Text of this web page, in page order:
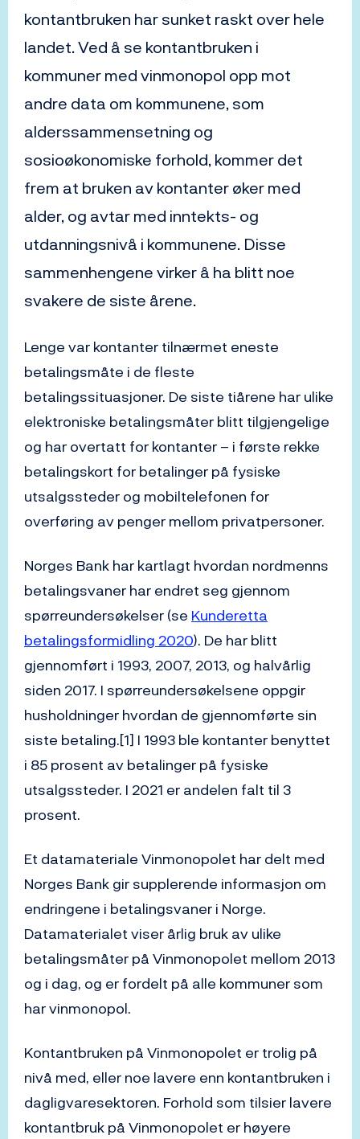
kontantbruken har sunket raskt over hele
landet. Ved å se kontantbruken i
kommuner med vinmonopol opp mot
andre data om kommunene, som
alderssammensetning og
sosioøkonomiske forhold, kommer det
frem at bruken av kontanter øker med
alder, og avtar med inntekts- og
utdanningsnivå i kommunene. Disse
sammenhengene virker å ha blitt noe
svakere de siste årene.
Lenge var kontanter tilnærmet eneste
betalingsmåte i de fleste
betalingssituasjoner. De siste tiårene har ulike
elektroniske betalingsmåter blitt tilgjengelige
og har overtatt for kontanter – i første rekke
betalingskort for betalinger på fysiske
utsalgssteder og mobiltelefonen for
overføring av penger mellom privatpersoner.
Norges Bank har kartlagt hvordan nordmenns
betalingsvaner har endret seg gjennom
spørreundersøkelser (se Kunderetta
betalingsformidling 2020). De har blitt
gjennomført i 1993, 2007, 2013, og halvårlig
siden 2017. I spørreundersøkelsene oppgir
husholdninger hvordan de gjennomførte sin
siste betaling.[1] I 1993 ble kontanter benyttet
i 85 prosent av betalinger på fysiske
utsalgssteder. I 2021 er andelen falt til 3
prosent.
Et datamateriale Vinmonopolet har delt med
Norges Bank gir supplerende informasjon om
endringene i betalingsvaner i Norge.
Datamaterialet viser årlig bruk av ulike
betalingsmåter på Vinmonopolet mellom 2013
og i dag, og er fordelt på alle kommuner som
har vinmonopol.
Kontantbruken på Vinmonopolet er trolig på
nivå med, eller noe lavere enn kontantbruken i
dagligvaresektoren. Forhold som tilsier lavere
kontantbruk på Vinmonopolet er høyere